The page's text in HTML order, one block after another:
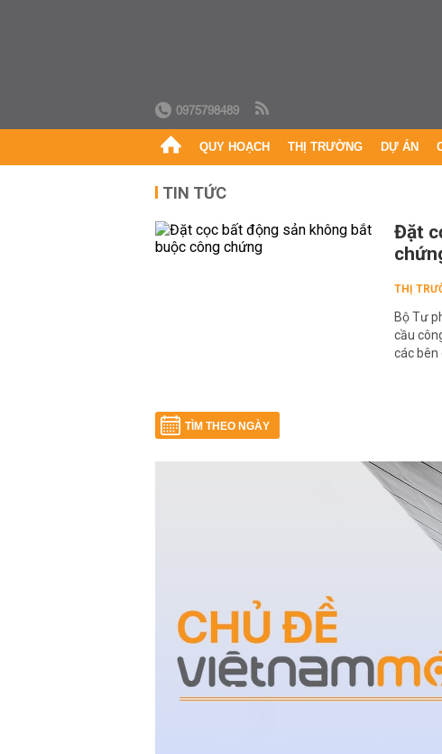
0975798489
QUY HOẠCH THỊ TRƯỜNG DỰ ÁN
TIN TỨC
Đặt
THỊ
Bộ Tư
cầu
các bên
TÌM THEO NGÀY